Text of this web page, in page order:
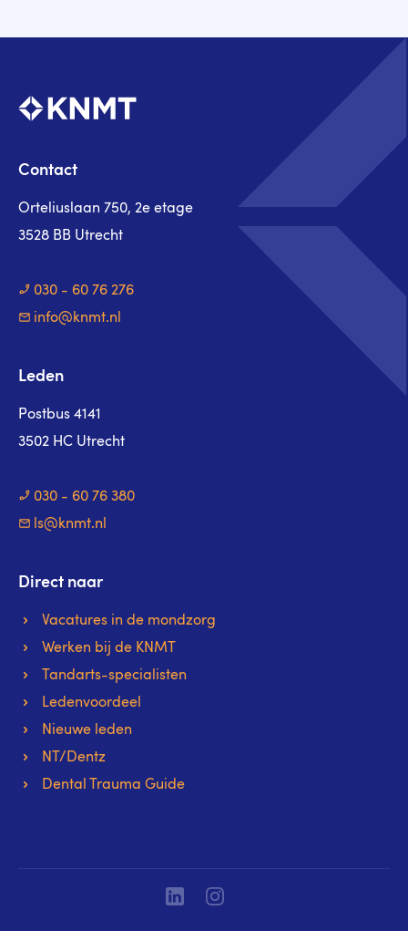
Contact
Orteliuslaan 750, 2e etage
3528 BB Utrecht
030 - 60 76 276
info@knmt.nl
Leden
Postbus 4141
3502 HC Utrecht
030 - 60 76 380
ls@knmt.nl
Direct naar
Vacatures in de mondzorg
Werken bij de KNMT
Tandarts-specialisten
Ledenvoordeel
Nieuwe leden
NT/Dentz
Dental Trauma Guide
Linkedin